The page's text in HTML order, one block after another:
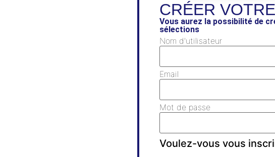
CRÉER
Vous aurez la possibilité de
sélections
Nom d'utilisateur
Email
Mot de passe
Voulez-vous vous